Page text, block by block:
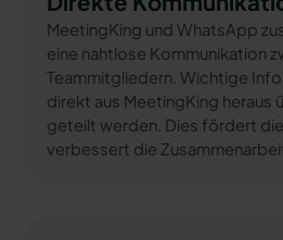
MeetingKing und WhatsApp
eine nahtlose Kommunikation
Teammitgliedern. Wichtige
direkt aus MeetingKing heraus
geteilt werden. Dies fördert die
verbessert die Zusammenarbeit